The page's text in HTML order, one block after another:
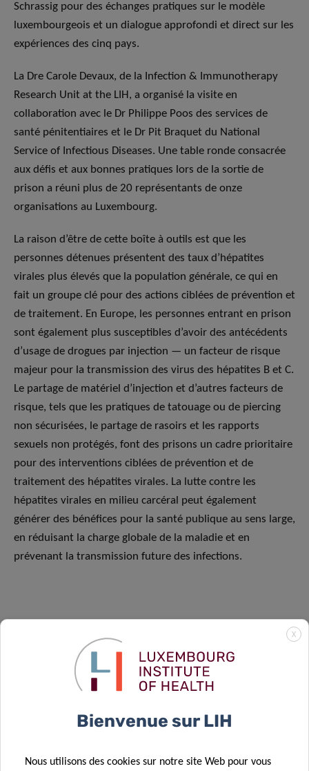
Schrassig pour des échanges pratiques sur le modèle
luxembourgeois et un dialogue approfondi et direct sur les
expériences des cinq pays.
La Dre Carole Devaux, de la Infection & Immunotherapy
Research Unit at the LIH, a organisé la visite en
collaboration avec le Dr Philippe Poos des services de
santé pénitentiaires et le Dr Pit Braquet du National
Service of Infectious Diseases. Une table ronde consacrée
aux défis et aux bonnes pratiques lors de la sortie de
prison a réuni plus de 20 représentants de onze
organisations au Luxembourg.
La raison d’être de cette boîte à outils est que les
personnes détenues présentent des taux d’hépatites
virales plus élevés que la population générale, ce qui en
fait un groupe clé pour des actions ciblées de prévention et
de traitement. En Europe, les personnes entrant en prison
sont également plus susceptibles d’avoir des antécédents
d’usage de drogues par injection — un facteur de risque
majeur pour la transmission des virus des hépatites B et C.
Le partage de matériel d’injection et d’autres facteurs de
risque, tels que les pratiques de tatouage ou de piercing
non sécurisées, le partage de rasoirs et les rapports
sexuels non protégés, font des prisons un cadre prioritaire
pour des interventions ciblées de prévention et de
traitement des hépatites virales. La lutte contre les
hépatites virales en milieu carcéral peut également
générer des bénéfices pour la santé publique au sens large,
en réduisant la charge globale de la maladie et en
prévenant la transmission future des infections.
SCIENTIFIC CONTACT
CAROLE
DEVAUX
X
Bienvenue sur LIH
Nous utilisons des cookies sur notre site Web pour vous